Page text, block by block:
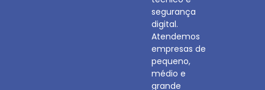
segurança
digital.
Atendemos
empresas de
pequeno,
médio e
grande